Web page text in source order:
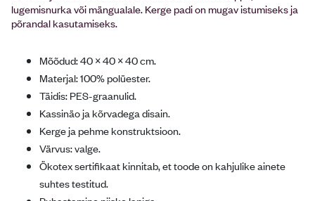
lugemisnurka või mängualale. Kerge padi on mugav istumiseks ja
põrandal kasutamiseks.
Mõõdud: 40 × 40 × 40 cm.
Materjal: 100% polüester.
Täidis: PES-graanulid.
Kassinäo ja kõrvadega disain.
Kerge ja pehme konstruktsioon.
Värvus: valge.
Ökotex sertifikaat kinnitab, et toode on kahjulike ainete
suhtes testitud.